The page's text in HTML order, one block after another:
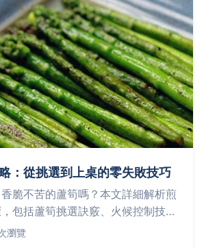
：從挑選到上桌的零失敗技巧
脆不苦的蘆筍嗎？本文詳細解析煎
包括蘆筍挑選訣竅、火候控制技
，並分享多種創意食譜，讓你輕鬆
瀏覽